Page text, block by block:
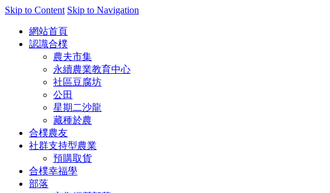
Skip to Content Skip to Navigation
網站首頁
認識合樸
農夫市集
永續農業教育中心
社區豆腐坊
公田
星期二沙龍
藏種於農
合樸農友
社群支持型農業
預購取貨
合樸幸福學
部落